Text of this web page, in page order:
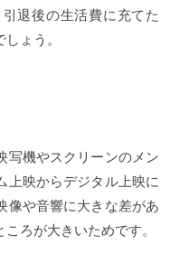
引退後の生活費に充てた
ょう。
写機やスクリーンのメン
上映からデジタル上映に
像や音響に大きな差があ
ろが大きいためです。